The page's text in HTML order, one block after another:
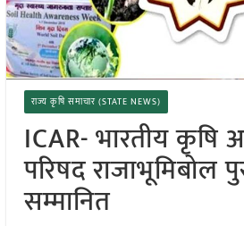
राज्य कृषि समाचार (STATE NEWS)
ICAR- भारतीय कृषि
परिषद राजाभूमिबोल
सम्मानित